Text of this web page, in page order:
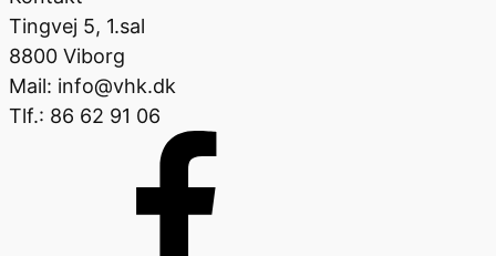
Tingvej 5, 1.sal
8800 Viborg
Mail: info@vhk.dk
Tlf.: 86 62 91 06